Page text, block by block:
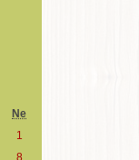
Ne
1
8